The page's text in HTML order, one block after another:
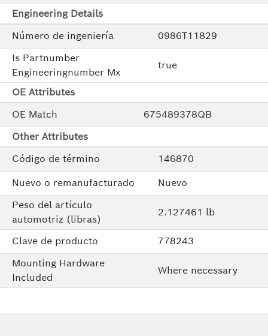
Engineering Details
Número de ingeniería
0986T11829
Is Partnumber
Engineeringnumber Mx
true
OE Attributes
OE Match
675489378QB
Other Attributes
Código de término
146870
Nuevo o remanufacturado
Nuevo
Peso del artículo
automotriz (libras)
2.127461 lb
Clave de producto
778243
Mounting Hardware
Included
Where necessary